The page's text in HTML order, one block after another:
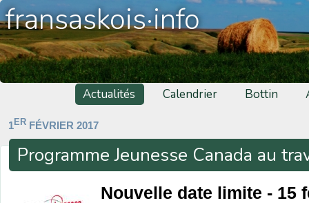
fransaskois·info
Actualités Calendrier Bottin
1ER FÉVRIER 2017
Programme Jeunesse Canada au
Nouvelle date limite - 15